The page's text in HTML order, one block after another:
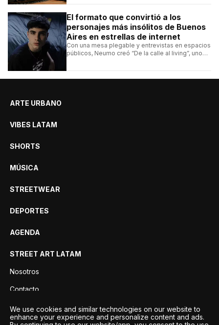
El formato que convirtió a los
personajes más insólitos de Buenos
Aires en estrellas de internet
Con una mesa plegable y entrevistas en espacios
públicos, Neumo creó “De la calle al living”, uno
ARTE URBANO
VIBES LATAM
SHORTS
MÚSICA
STREETWEAR
DEPORTES
AGENDA
STREET ART LATAM
Nosotros
Contacto
Privacidad
We use cookies and similar technologies on our website to
enhance your experience and personalize content and ads.